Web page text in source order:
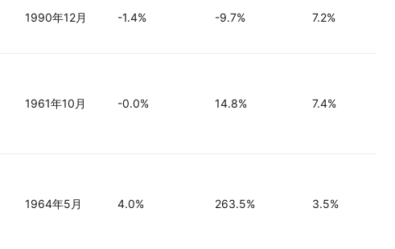
1990年12月 -1.4% -9.7% 7.2%
1961年10月 -0.0% 14.8% 7.4%
1964年5月 4.0% 263.5% 3.5%